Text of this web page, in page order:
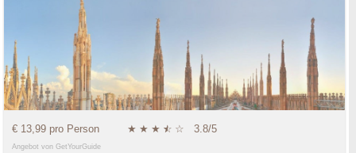
€ 13,99 pro Person ★ ★ ★ ★
☆ ☆ 3.8/5
Angebot von GetYourGuide